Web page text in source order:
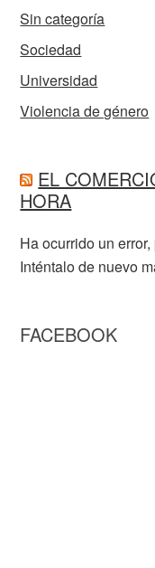
Sin categoría
Sociedad
Universidad
Violencia de género
EL
HORA
Ha ocurrido un
Inténtalo de nuevo
FACEBOOK